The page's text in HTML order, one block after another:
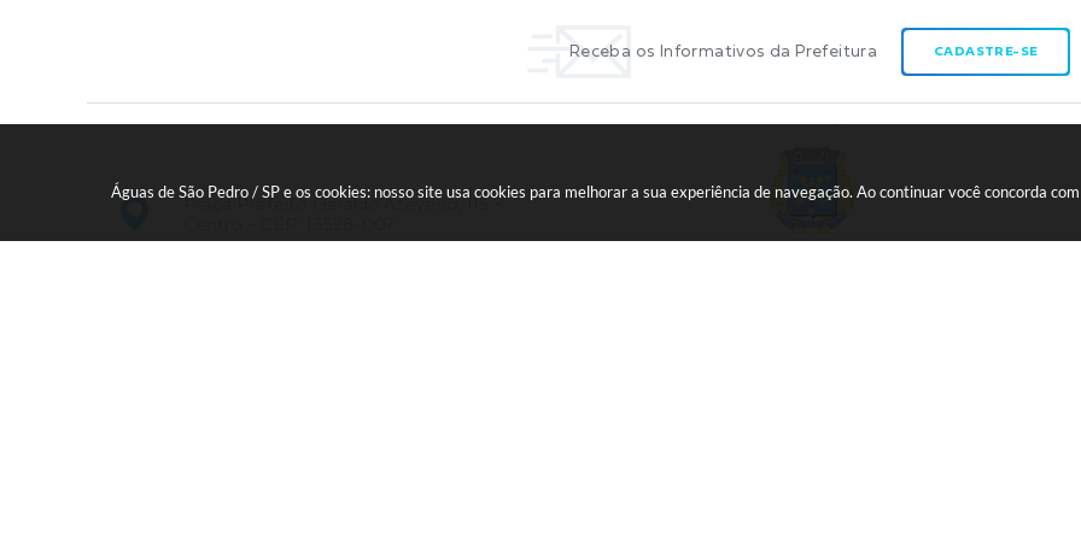
Águas de São Pedro / SP e os cookies: nosso site usa cookies para melhorar a sua experiência de navegação. Ao continuar você concorda
Receba os Informativos da Prefeitura CADASTRE-SE
Praça Prefeito Geraldo Azevedo, 115 -